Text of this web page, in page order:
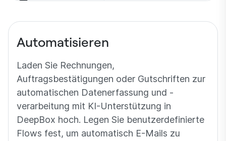
Automatisieren
Laden Sie Rechnungen,
Auftragsbestätigungen oder Gutschriften zur
automatischen Datenerfassung und -
verarbeitung mit KI-Unterstützung in
DeepBox hoch. Legen Sie benutzerdefinierte
Flows fest, um automatisch E-Mails zu